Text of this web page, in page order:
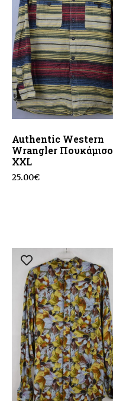
Authentic Western
Wrangler Πουκάμισο
ΧΧL
25.00€